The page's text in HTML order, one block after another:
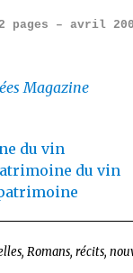
pages – avril
Magazine
du vin
du vin
, Romans, récits,